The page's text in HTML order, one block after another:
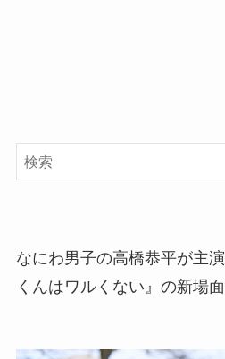
なにわ男子の高橋恭平が主
くんはワルくない』の新場